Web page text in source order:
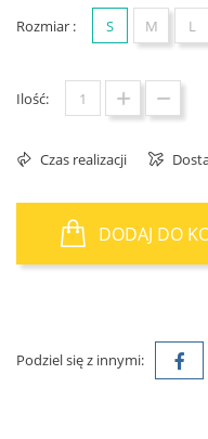
Rozmiar : S M L
Ilość:
Czas realizacji
DODAJ DO
Podziel się z innymi: